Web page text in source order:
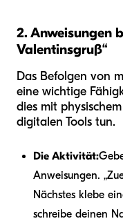
2. Anweisungen
Valentinsgruß“
Das Befolgen von
eine wichtige
dies mit
digitalen Tools tun.
Die Aktivität:
Anweisungen.
Nächstes klebe
schreibe deinen